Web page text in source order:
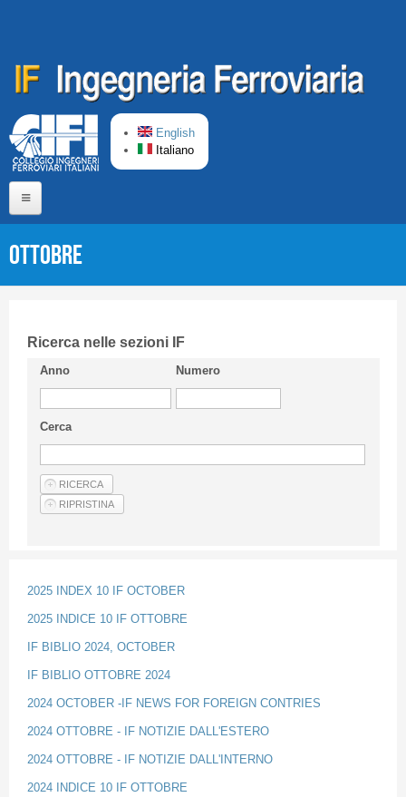
English
Italiano
CIFI in breve
Linee Guida
Privacy Policy
Articoli
Ottobre
Ricerca nelle sezioni IF
Anno Numero
Cerca
2025 INDEX 10 IF OCTOBER
2025 INDICE 10 IF OTTOBRE
IF BIBLIO 2024, OCTOBER
IF BIBLIO OTTOBRE 2024
2024 OCTOBER -IF NEWS FOR FOREIGN CONTRIES
2024 OTTOBRE - IF NOTIZIE DALL'ESTERO
2024 OTTOBRE - IF NOTIZIE DALL'INTERNO
2024 INDICE 10 IF OTTOBRE